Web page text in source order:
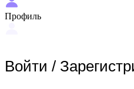
Профиль
Войти /